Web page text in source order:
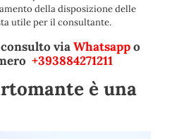
della disposizione delle
utile per il consultante.
viaWhatsappo
+393884271211
è una